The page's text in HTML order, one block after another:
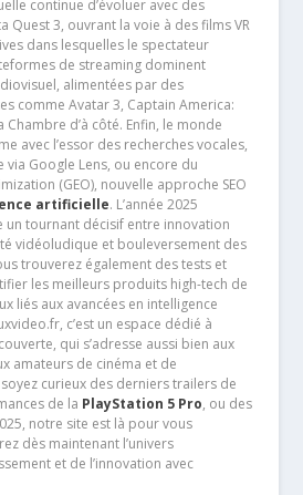
continue d’évoluer avec des
Quest 3, ouvrant la voie à des films VR
dans lesquelles le spectateur
de streaming dominent
alimentées par des
comme Avatar 3, Captain America:
Chambre d’à côté. Enfin, le monde
avec l’essor des recherches vocales,
via Google Lens, ou encore du
(GEO), nouvelle approche SEO
artificielle. L’année 2025
un tournant décisif entre innovation
vidéoludique et bouleversement des
trouverez également des tests et
les meilleurs produits high-tech de
liés aux avancées en intelligence
c’est un espace dédié à
qui s’adresse aussi bien aux
amateurs de cinéma et de
curieux des derniers trailers de
de la PlayStation 5 Pro, ou des
notre site est là pour vous
dès maintenant l’univers
et de l’innovation avec